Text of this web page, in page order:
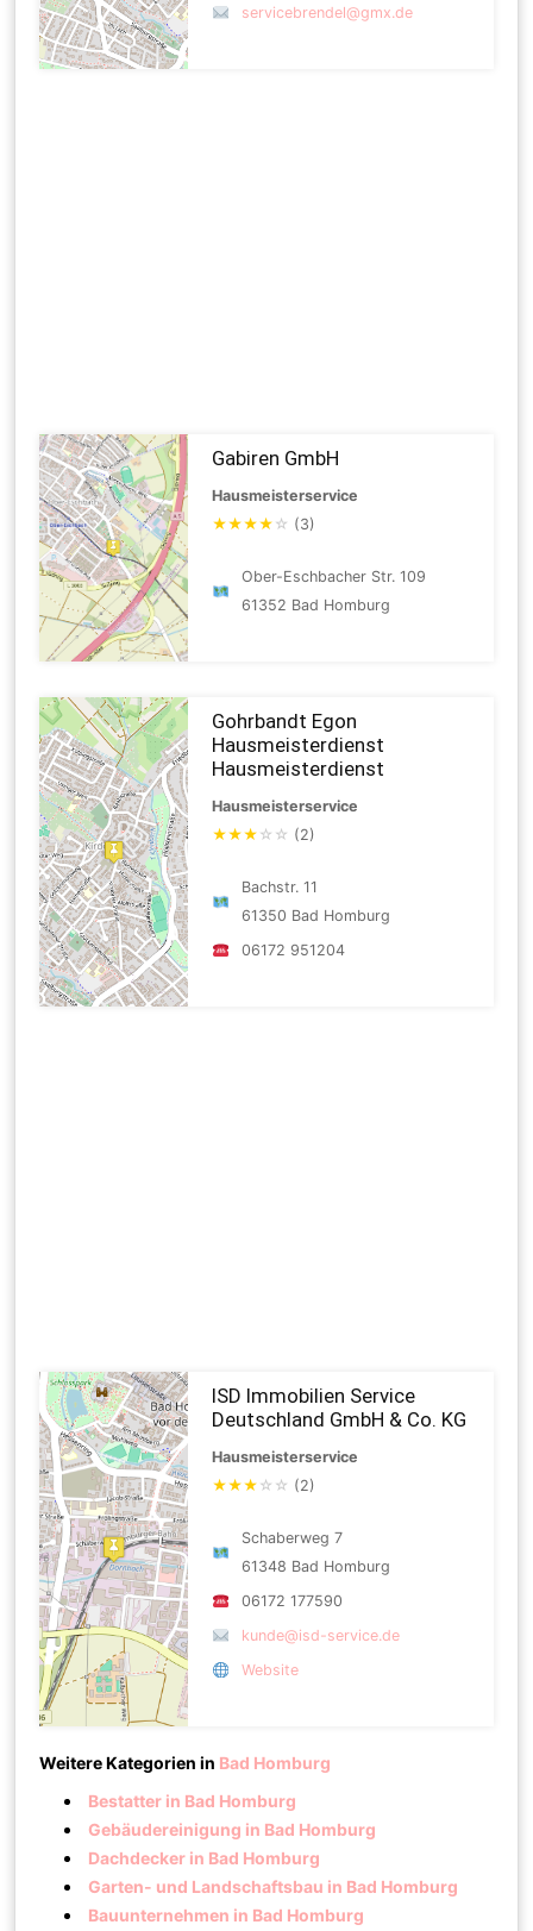
servicebrendel@gmx.de
Gabiren GmbH
Hausmeisterservice
★★★★ ☆ (3)
Ober-Eschbacher Str. 109
61352 Bad Homburg
Gohrbandt Egon
Hausmeisterdienst
Hausmeisterdienst
Hausmeisterservice
★★★ ☆ ☆ (2)
Bachstr. 11
61350 Bad Homburg
06172 951204
ISD Immobilien Service
Deutschland GmbH & Co. KG
Hausmeisterservice
★★★ ☆ ☆ (2)
Schaberweg 7
61348 Bad Homburg
06172 177590
kunde@isd-service.de
Website
Weitere Kategorien in Bad Homburg
Bestatter in Bad Homburg
Gebäudereinigung in Bad Homburg
Dachdecker in Bad Homburg
Garten- und Landschaftsbau in Bad Homburg
Bauunternehmen in Bad Homburg